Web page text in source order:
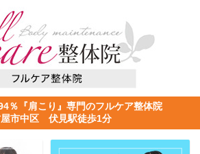
％『肩こり』専門のフルケア整体院
市中区 伏見駅徒歩1分